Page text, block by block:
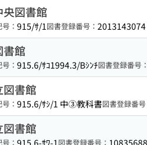
央図書館
： 915/ｻ/1図書登録番号： 2013143074
書館
： 915.6/ｻｺ1994.3/Bｼﾝﾁ図書登録番号：
図書館
： 915.6/ｻｼ/1 中③教科書図書登録番号
図書館
： 915.6-ｻﾜ-1図書登録番号：